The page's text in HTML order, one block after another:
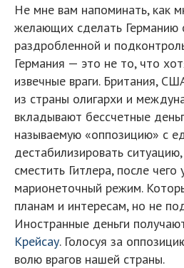
Не мне вам напоминать, как
желающих сделать Германию
раздробленной и
Германия — это не то, что
извечные враги. Британия,
из страны олигархи и
вкладывают бессчетные
называемую «оппозицию» с
дестабилизировать
сместить Гитлера, после чего
марионеточный режим.
планам и интересам, но не
Иностранные деньги
Крейсау. Голосуя за
волю врагов нашей страны.